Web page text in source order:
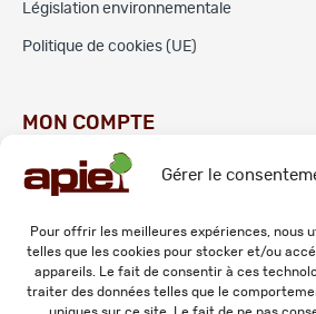
Gérer le
Pour offrir les meilleures expériences, nous
telles que les cookies pour stocker et/ou
appareils. Le fait de consentir à ces
traiter des données telles que le
Législation environnementale
Politique de cookies (UE)
MON COMPTE
Commandes
Adresses
Mes informations personnelles